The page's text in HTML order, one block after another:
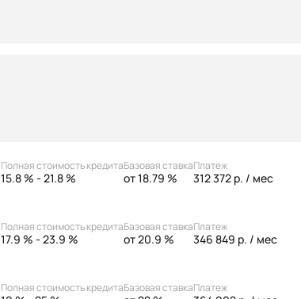
Полная стоимость кредита
15.8 % - 21.8 %
Базовая ставка
от 18.79 %
Платеж
312 372 р. / мес
Полная стоимость кредита
17.9 % - 23.9 %
Базовая ставка
от 20.9 %
Платеж
346 849 р. / мес
Полная стоимость кредитаБазовая ставкаПлатеж